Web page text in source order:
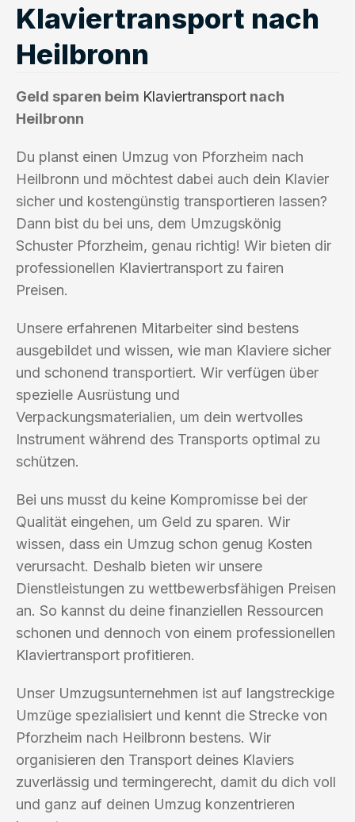
Klaviertransport nach
Heilbronn
Geld sparen beim Klaviertransport nach
Heilbronn
Du planst einen Umzug von Pforzheim nach
Heilbronn und möchtest dabei auch dein Klavier
sicher und kostengünstig transportieren lassen?
Dann bist du bei uns, dem Umzugskönig
Schuster Pforzheim, genau richtig! Wir bieten dir
professionellen Klaviertransport zu fairen
Preisen.
Unsere erfahrenen Mitarbeiter sind bestens
ausgebildet und wissen, wie man Klaviere sicher
und schonend transportiert. Wir verfügen über
spezielle Ausrüstung und
Verpackungsmaterialien, um dein wertvolles
Instrument während des Transports optimal zu
schützen.
Bei uns musst du keine Kompromisse bei der
Qualität eingehen, um Geld zu sparen. Wir
wissen, dass ein Umzug schon genug Kosten
verursacht. Deshalb bieten wir unsere
Dienstleistungen zu wettbewerbsfähigen Preisen
an. So kannst du deine finanziellen Ressourcen
schonen und dennoch von einem professionellen
Klaviertransport profitieren.
Unser Umzugsunternehmen ist auf langstreckige
Umzüge spezialisiert und kennt die Strecke von
Pforzheim nach Heilbronn bestens. Wir
organisieren den Transport deines Klaviers
zuverlässig und termingerecht, damit du dich voll
und ganz auf deinen Umzug konzentrieren